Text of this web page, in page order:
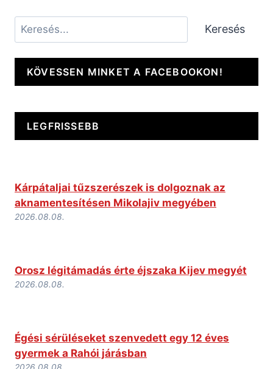
Keresés Keresés
KÖVESSEN MINKET A FACEBOOKON!
LEGFRISSEBB
Kárpátaljai tűzszerészek is dolgoznak az
aknamentesítésen Mikolajiv megyében
2026.08.08.
Orosz légitámadás érte éjszaka Kijev megyét
2026.08.08.
Égési sérüléseket szenvedett egy 12 éves
gyermek a Rahói járásban
2026.08.08.